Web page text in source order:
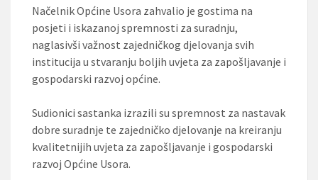
Načelnik Općine Usora zahvalio je gostima na
posjeti i iskazanoj spremnosti za suradnju,
naglasivši važnost zajedničkog djelovanja svih
institucija u stvaranju boljih uvjeta za zapošljavanje i
gospodarski razvoj općine.
Sudionici sastanka izrazili su spremnost za nastavak
dobre suradnje te zajedničko djelovanje na kreiranju
kvalitetnijih uvjeta za zapošljavanje i gospodarski
razvoj Općine Usora.